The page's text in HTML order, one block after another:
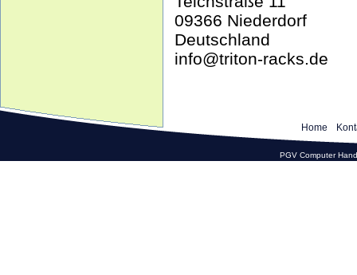
09366 Niederdorf
Deutschland
info@triton-racks.de
Home
PGV Computer